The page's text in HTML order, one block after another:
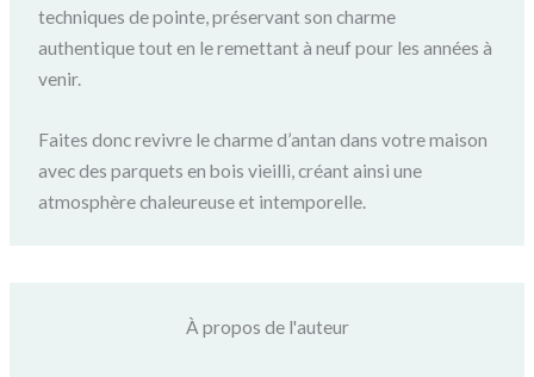
techniques de pointe, préservant son charme
authentique tout en le remettant à neuf pour les années à
venir.
Faites donc revivre le charme d’antan dans votre maison
avec des parquets en bois vieilli, créant ainsi une
atmosphère chaleureuse et intemporelle.
À propos de l'auteur